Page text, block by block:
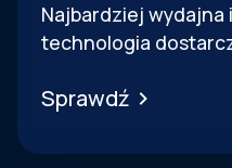
Najbardziej wydajna
technologia
Sprawdź